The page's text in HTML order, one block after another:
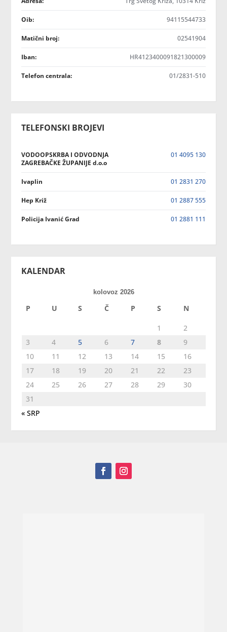
Oib: 94115544733
Matični broj: 02541904
Iban: HR4123400091821300009
Telefon centrala: 01/2831-510
TELEFONSKI BROJEVI
VODOOPSKRBA I ODVODNJA
ZAGREBAČKE ŽUPANIJE d.o.o
01 4095 130
Ivaplin 01 2831 270
Hep Križ 01 2887 555
Policija Ivanić Grad 01 2881 111
KALENDAR
kolovoz 2026
P U S Č P S N
1
2
3
4 5 6 7 8
9
10
11 12 13 14 15
16
17
18 19 20 21 22
23
24
25 26 27 28 29
30
31
« SRP